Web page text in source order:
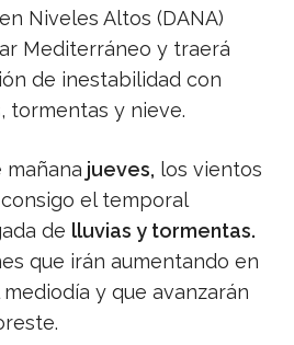
Niveles Altos (DANA)
Mediterráneo y traerá
de inestabilidad con
tormentas y nieve.
mañana jueves, los vientos
el temporal
de lluvias y tormentas.
que irán aumentando en
y que avanzarán